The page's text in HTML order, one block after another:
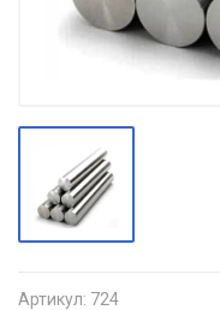
Артикул: 724